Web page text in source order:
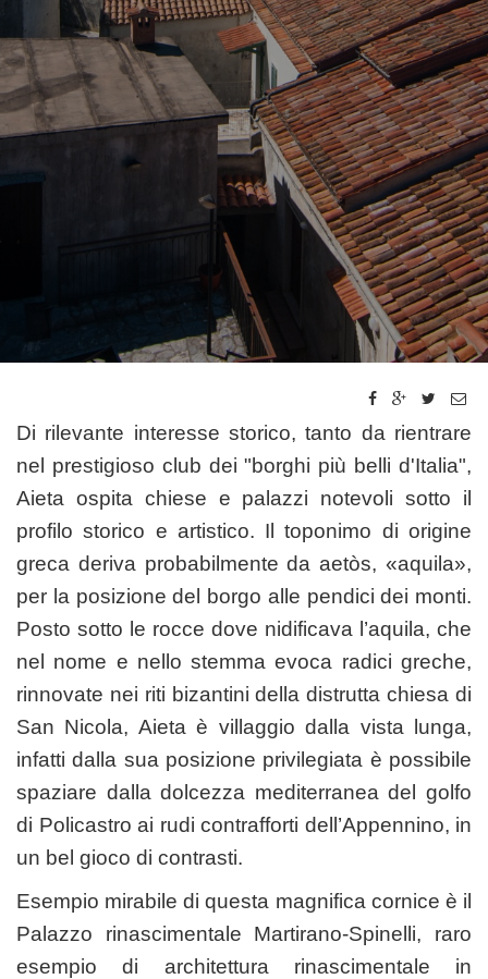
Di rilevante interesse storico, tanto da rientrare
nel prestigioso club dei "borghi più belli d'Italia",
Aieta ospita chiese e palazzi notevoli sotto il
profilo storico e artistico. Il toponimo di origine
greca deriva probabilmente da aetòs, «aquila»,
per la posizione del borgo alle pendici dei monti.
Posto sotto le rocce dove nidificava l’aquila, che
nel nome e nello stemma evoca radici greche,
rinnovate nei riti bizantini della distrutta chiesa di
San Nicola, Aieta è villaggio dalla vista lunga,
infatti dalla sua posizione privilegiata è possibile
spaziare dalla dolcezza mediterranea del golfo
di Policastro ai rudi contrafforti dell’Appennino, in
un bel gioco di contrasti.
Esempio mirabile di questa magnifica cornice è il
Palazzo rinascimentale Martirano-Spinelli, raro
esempio di architettura rinascimentale in